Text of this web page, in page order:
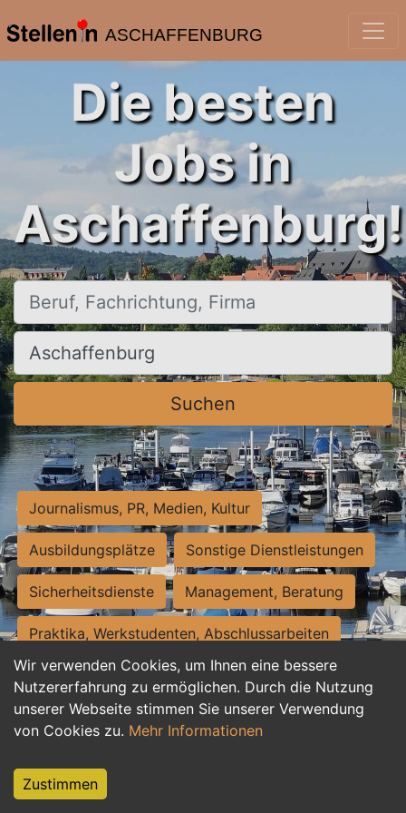
ASCHAFFENBURG
Wir verwenden Cookies, um Ihnen eine bessere
Nutzererfahrung zu ermöglichen. Durch die Nutzung
unserer Webseite stimmen Sie unserer Verwendung
von Cookies zu. Mehr Informationen
Zustimmen
Die besten
Jobs in
Aschaffenburg!
Beruf, Fachrichtung, Firma
Ort, Stadt
Suchen
Journalismus, PR, Medien, Kultur
Ausbildungsplätze Sonstige Dienstleistungen
Sicherheitsdienste Management, Beratung
Praktika, Werkstudenten, Abschlussarbeiten
Personalwesen Assistenz, Sekretariat
Hilfskräfte, Aushilfs- und Nebenjobs
Weiterbildung, Studium, duale Ausbildung